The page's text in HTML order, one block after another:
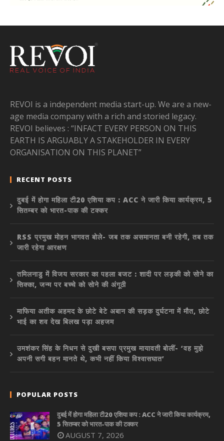
REVOI is a independent media start-up. We are a new-
age media company with a rich and storied legacy.
REVOI believes : “INFACT EVERY PERSON ON THIS
EARTH IS ARGUABLY A STAKEHOLDER IN EVERY
ORGANISATION ON THIS PLANET”
RECENT POSTS
दुबई में होगा महिला टी20 एशिया कप : ACC ने जारी किया कार्यक्रम, 5
सितम्बर को भारत-पाक की टक्कर
RSS प्रमुख मोहन भागवत बोले- जब तक असमानता बनी रहेगी, तब तक
जारी रहेगा आरक्षण
तमिलनाडु में विजय सरकार का पहला बजट : शादी पर लड़की को सोने का
सिक्का, जन्म पर बच्चे को सोने की अंगूठी
माफिया अतीक अहमद के छोटे बेटे अबान की सड़क दुर्घटना में मौत, छोटे
भाई का शव देख बिलख पड़ा अहजम
उमशंकर सिंह के निधन से दुखी बसपा प्रमुख मायावती बोलीं- ‘वह मुझे
अपनी सगी बहन मानते थे, कभी नहीं किया विश्वासघात’
POPULAR POSTS
दुबई में होगा महिला टी20 एशिया कप : ACC ने जारी किया कार्यक्रम,
5 सितम्बर को भारत-पाक की टक्कर
AUGUST 7, 2026